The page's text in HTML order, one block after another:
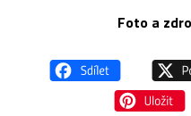
Foto a